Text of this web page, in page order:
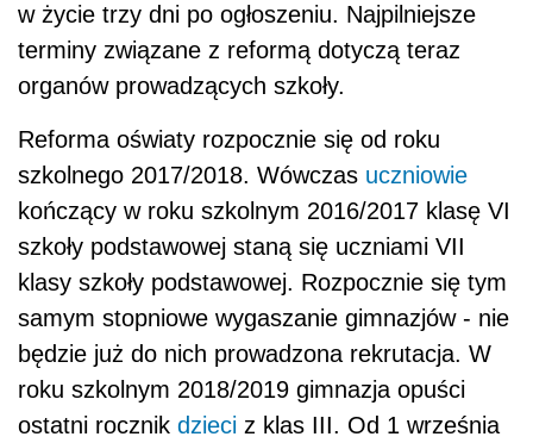
w życie trzy dni po ogłoszeniu. Najpilniejsze
terminy związane z reformą dotyczą teraz
organów prowadzących szkoły.
Reforma oświaty rozpocznie się od roku
szkolnego 2017/2018. Wówczas uczniowie
kończący w roku szkolnym 2016/2017 klasę VI
szkoły podstawowej staną się uczniami VII
klasy szkoły podstawowej. Rozpocznie się tym
samym stopniowe wygaszanie gimnazjów - nie
będzie już do nich prowadzona rekrutacja. W
roku szkolnym 2018/2019 gimnazja opuści
ostatni rocznik dzieci z klas III. Od 1 września